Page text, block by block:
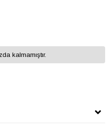
kalmamıştır.